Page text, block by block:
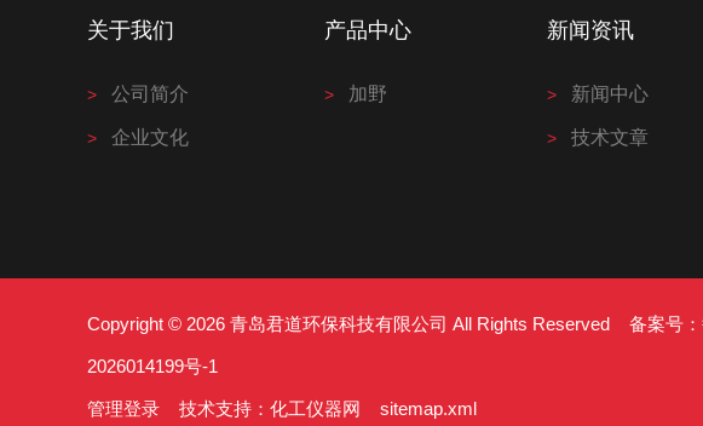
关于我们
公司简介
企业文化
产品中心
加野
新闻资讯
新闻中心
技术文章
Copyright © 2026 青岛君道环保科技有限公司 All Rights Reserved 备案号：
2026014199号-1
管理登录 技术支持： 化工仪器网 sitemap.xml